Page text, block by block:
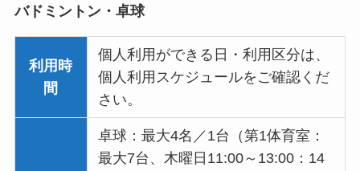
バドミントン・卓球
利用時
間
個人利用ができる日・利用区分は、
個人利用スケジュールをご確認くだ
さい。
卓球：最大4名／1台（第1体育室：
最大7台、木曜日11:00～13:00：14